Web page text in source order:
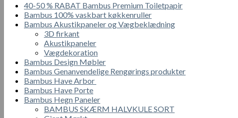
40-50 % RABAT Bambus Premium Toiletpapir
Bambus 100% vaskbart køkkenruller
Bambus Akustikpaneler og Vægbeklædning
3D firkant
Akustikpaneler
Vægdekoration
Bambus Design Møbler
Bambus Genanvendelige Rengørings produkter
Bambus Have Arbor
Bambus Have Porte
Bambus Hegn Paneler
BAMBUS SKÆRM HALVKULE SORT